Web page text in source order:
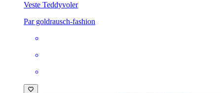
Veste Teddyvoler
Par goldrausch-fashion